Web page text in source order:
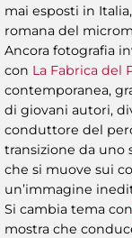
mai esposti in
romana del
Ancora fotografia
con La Fabrica del
contemporanea,
di giovani autori,
conduttore del
transizione da uno
che si muove sui
un’immagine
Si cambia tema con
mostra che